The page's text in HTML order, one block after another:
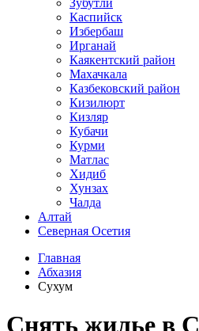
Зубутли
Каспийск
Избербаш
Ирганай
Каякентский район
Махачкала
Казбековский район
Кизилюрт
Кизляр
Кубачи
Курми
Матлас
Хидиб
Хунзах
Чалда
Алтай
Северная Осетия
Главная
Абхазия
Сухум
Снять жилье в